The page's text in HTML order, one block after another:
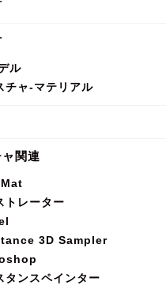
ル
チャ-マテリアル
関連
トレーター
3D Sampler
タンスペインター